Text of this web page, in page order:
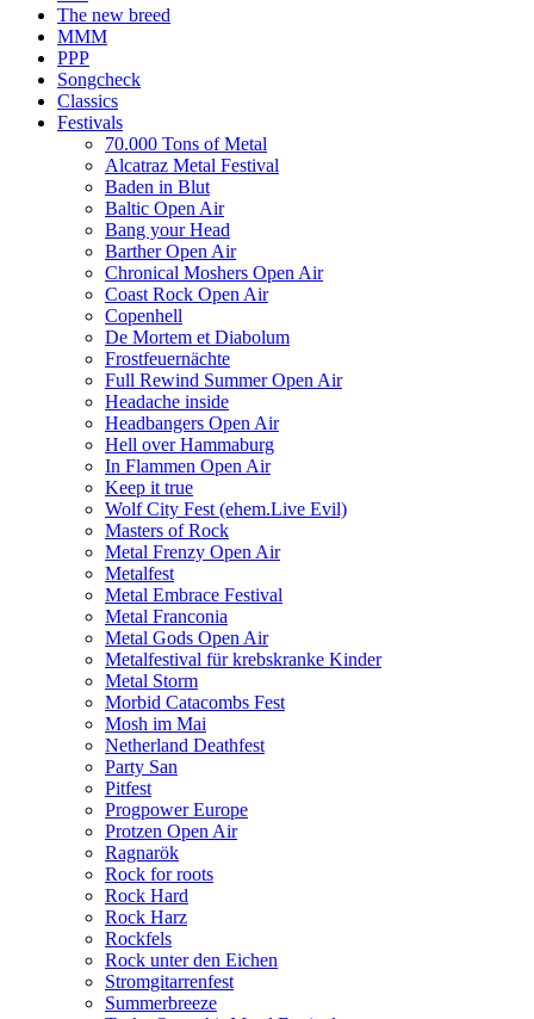
The new breed
MMM
PPP
Songcheck
Classics
Festivals
70.000 Tons of Metal
Alcatraz Metal Festival
Baden in Blut
Baltic Open Air
Bang your Head
Barther Open Air
Chronical Moshers Open Air
Coast Rock Open Air
Copenhell
De Mortem et Diabolum
Frostfeuernächte
Full Rewind Summer Open Air
Headache inside
Headbangers Open Air
Hell over Hammaburg
In Flammen Open Air
Keep it true
Wolf City Fest (ehem.Live Evil)
Masters of Rock
Metal Frenzy Open Air
Metalfest
Metal Embrace Festival
Metal Franconia
Metal Gods Open Air
Metalfestival für krebskranke Kinder
Metal Storm
Morbid Catacombs Fest
Mosh im Mai
Netherland Deathfest
Party San
Pitfest
Progpower Europe
Protzen Open Air
Ragnarök
Rock for roots
Rock Hard
Rock Harz
Rockfels
Rock unter den Eichen
Stromgitarrenfest
Summerbreeze